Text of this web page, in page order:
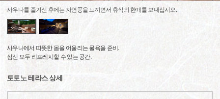
사우나를 즐기신 후에는 자연풍을 느끼면서 휴식의 한때를 보내십시오.
사우나에서 따뜻한 몸을 어울리는 물욕을 준비.
심신 모두 리프레시할 수 있는 공간.
토토노 테라스 상세